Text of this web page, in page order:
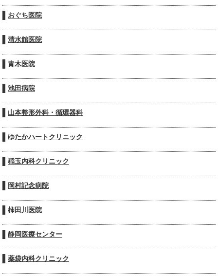
おぐち医院
清水館医院
青木医院
池田病院
山本整形外科・循環器科
ゆたかハートクリニック
稲玉内科クリニック
岡村記念病院
柿田川医院
静岡医療センター
薬袋内科クリニック